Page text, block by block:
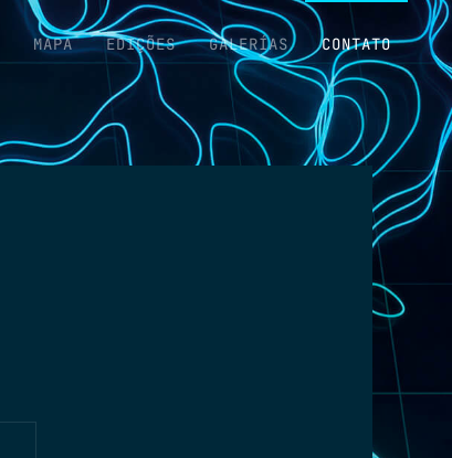
MAPA EDIÇÕES GALERÍAS CONTATO